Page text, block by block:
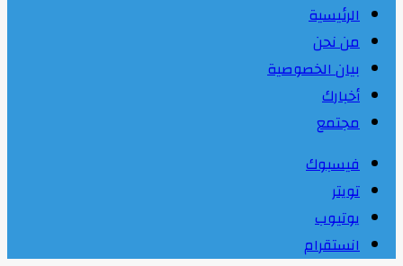
الرئيسية
من نحن
بيان الخصوصية
أخبارك
مجتمع
فيسبوك
تويتر
يوتيوب
انستقرام